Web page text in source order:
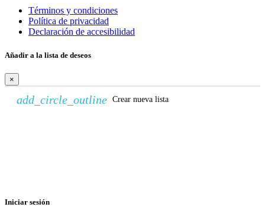
Términos y condiciones
Política de privacidad
Declaración de accesibilidad
Añadir a la lista de deseos
×
add_circle_outline Crear nueva lista
Iniciar sesión